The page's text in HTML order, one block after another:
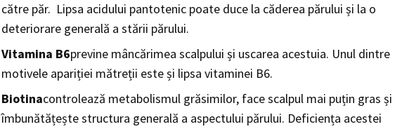
către păr. Lipsa acidului pantotenic poate duce la căderea părului și la o
deteriorare generală a stării părului.
Vitamina B6previne mâncărimea scalpului și uscarea acestuia. Unul dintre
motivele apariției mătreții este și lipsa vitaminei B6.
Biotinacontrolează metabolismul grăsimilor, face scalpul mai puțin gras și
îmbunătățește structura generală a aspectului părului. Deficiența acestei